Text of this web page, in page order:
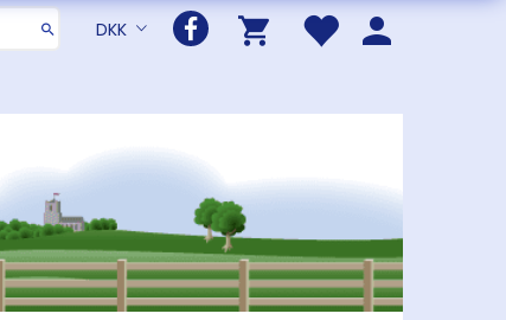
DKK